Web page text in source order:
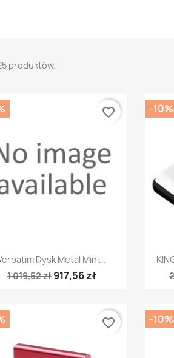
produktów.
Szybki podgląd
Dysk Metal Mini...
1 019,52 zł 917,56 zł
favorite_border -10%
favorite_border -10%